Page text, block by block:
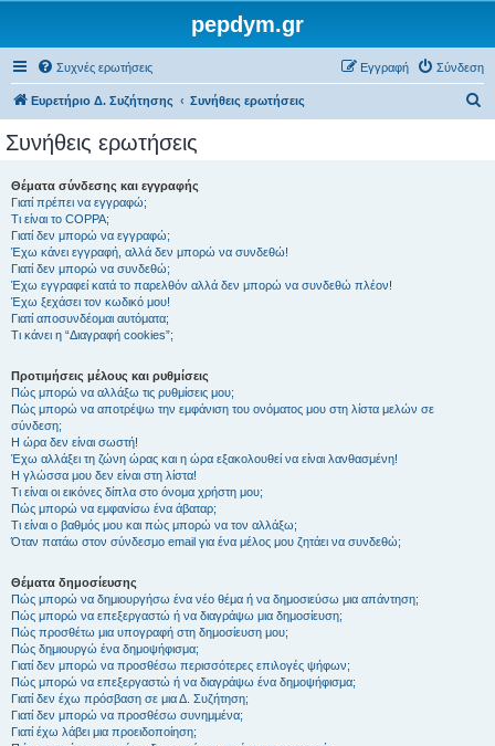
pepdym.gr
Συχνές ερωτήσεις Σύνδεση
Εγγραφή
Ευρετήριο Δ. Συζήτησης Συνήθεις ερωτήσεις
Συνήθεις ερωτήσεις
Θέματα σύνδεσης και εγγραφής
Γιατί πρέπει να εγγραφώ;
Τι είναι το COPPA;
Γιατί δεν μπορώ να εγγραφώ;
Έχω κάνει εγγραφή, αλλά δεν μπορώ να συνδεθώ!
Γιατί δεν μπορώ να συνδεθώ;
Έχω εγγραφεί κατά το παρελθόν αλλά δεν μπορώ να συνδεθώ πλέον!
Έχω ξεχάσει τον κωδικό μου!
Γιατί αποσυνδέομαι αυτόματα;
Τι κάνει η “Διαγραφή cookies”;
Προτιμήσεις μέλους και ρυθμίσεις
Πώς μπορώ να αλλάξω τις ρυθμίσεις μου;
Πώς μπορώ να αποτρέψω την εμφάνιση του ονόματος μου στη λίστα μελών σε
σύνδεση;
Η ώρα δεν είναι σωστή!
Έχω αλλάξει τη ζώνη ώρας και η ώρα εξακολουθεί να είναι λανθασμένη!
Η γλώσσα μου δεν είναι στη λίστα!
Τι είναι οι εικόνες δίπλα στο όνομα χρήστη μου;
Πώς μπορώ να εμφανίσω ένα άβαταρ;
Τι είναι ο βαθμός μου και πώς μπορώ να τον αλλάξω;
Όταν πατάω στον σύνδεσμο email για ένα μέλος μου ζητάει να συνδεθώ;
Θέματα δημοσίευσης
Πώς μπορώ να δημιουργήσω ένα νέο θέμα ή να δημοσιεύσω μια απάντηση;
Πώς μπορώ να επεξεργαστώ ή να διαγράψω μια δημοσίευση;
Πώς προσθέτω μια υπογραφή στη δημοσίευση μου;
Πώς δημιουργώ ένα δημοψήφισμα;
Γιατί δεν μπορώ να προσθέσω περισσότερες επιλογές ψήφων;
Πώς μπορώ να επεξεργαστώ ή να διαγράψω ένα δημοψήφισμα;
Γιατί δεν έχω πρόσβαση σε μια Δ. Συζήτηση;
Γιατί δεν μπορώ να προσθέσω συνημμένα;
Γιατί έχω λάβει μια προειδοποίηση;